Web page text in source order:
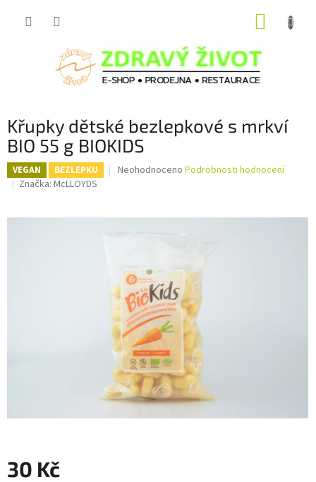
Křupky dětské bezlepkové s mrkví
BIO 55 g BIOKIDS
VEGAN BEZLEPKU
Průměrné
Neohodnoceno Podrobnosti hodnocení
Značka: McLLOYDS
30 Kč